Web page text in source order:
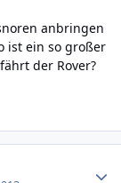
anbringen
ist ein so großer
der Rover?